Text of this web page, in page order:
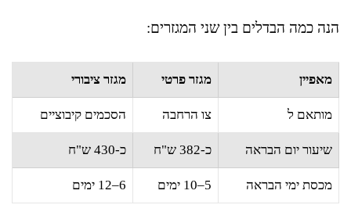
הנה כמה הבדלים בין שני המגזרים:
מאפיין מגזר פרטי מגזר ציבורי
מותאם ל צו הרחבה הסכמים קיבוציים
שיעור יום הבראה כ-382 ש"ח כ-430 ש"ח
מכסת ימי הבראה 5–10 ימים 6–12 ימים